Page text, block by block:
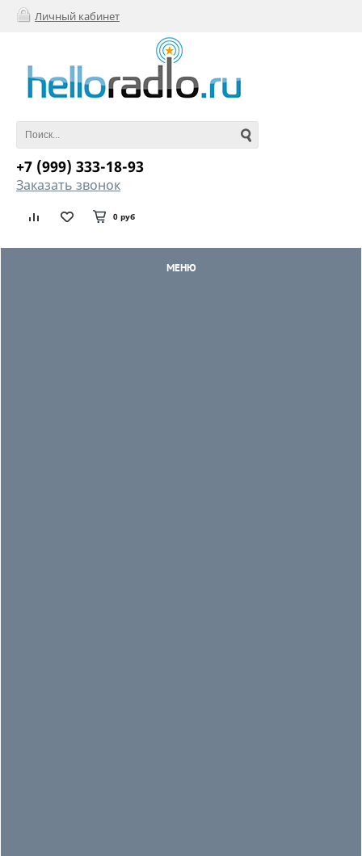
Личный кабинет
+7 (999) 333-18-93
Заказать звонок
0 руб
МЕНЮ